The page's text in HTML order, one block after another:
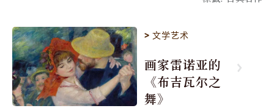
>文学艺术
画家雷诺亚的
《布吉瓦尔之
舞》